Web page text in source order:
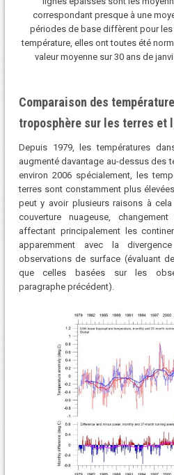
correspondant presque à une
périodes de base diffèrent pour
température, elles ont toutes été
valeur moyenne sur 30 ans de
Comparaison des
troposphère sur les terres et
Depuis 1979, les températures
augmenté davantage au-dessus des
environ 2006 spécialement, les
terres sont constamment plus
peut y avoir plusieurs raisons à cela
couverture nuageuse,
affectant principalement les
apparemment avec la
observations de surface (évaluant
que celles basées sur les
paragraphe précédent).